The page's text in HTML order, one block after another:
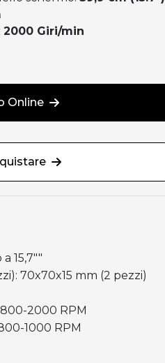
2000 Giri/min
Online
15,7""
70x70x15 mm (2 pezzi)
2000 RPM
1000 RPM